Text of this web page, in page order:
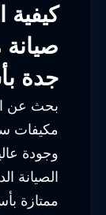
جدة
بحث عن
مكيفات
وجودة
الصيانة
ممتازة